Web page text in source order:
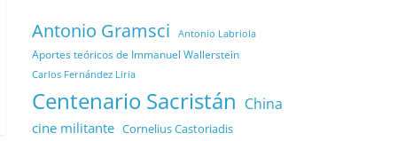
Antonio Gramsci Antonio Labriola
Aportes teóricos de Immanuel Wallerstein
Carlos Fernández Liria
Centenario Sacristán China
cine militante Cornelius Castoriadis